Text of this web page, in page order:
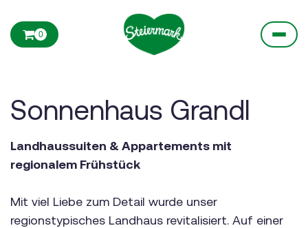
0
Sonnenhaus Grandl
Landhaussuiten & Appartements mit
regionalem Frühstück
Mit viel Liebe zum Detail wurde unser
regionstypisches Landhaus revitalisiert. Auf einer